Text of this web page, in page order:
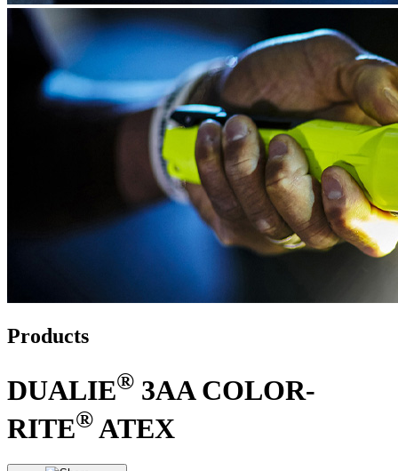
Products
DUALIE® 3AA COLOR-
RITE® ATEX